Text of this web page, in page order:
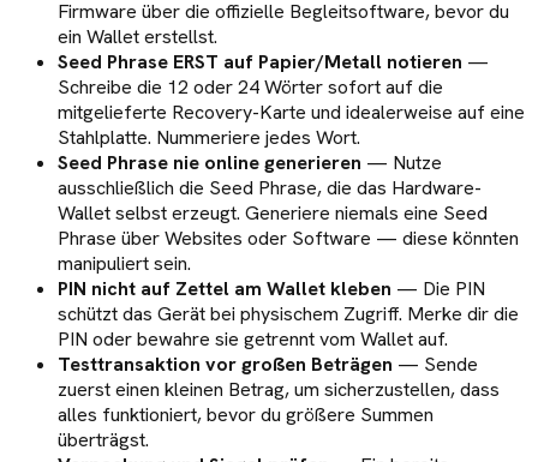
Firmware über die offizielle Begleitsoftware, bevor du
ein Wallet erstellst.
Seed Phrase ERST auf Papier/Metall notieren —
Schreibe die 12 oder 24 Wörter sofort auf die
mitgelieferte Recovery-Karte und idealerweise auf eine
Stahlplatte. Nummeriere jedes Wort.
Seed Phrase nie online generieren — Nutze
ausschließlich die Seed Phrase, die das Hardware-
Wallet selbst erzeugt. Generiere niemals eine Seed
Phrase über Websites oder Software — diese könnten
manipuliert sein.
PIN nicht auf Zettel am Wallet kleben — Die PIN
schützt das Gerät bei physischem Zugriff. Merke dir die
PIN oder bewahre sie getrennt vom Wallet auf.
Testtransaktion vor großen Beträgen — Sende
zuerst einen kleinen Betrag, um sicherzustellen, dass
alles funktioniert, bevor du größere Summen
überträgst.